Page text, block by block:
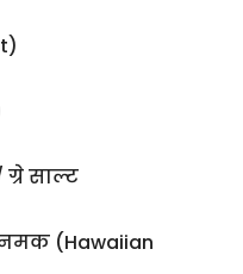
साल्ट
(Hawaiian